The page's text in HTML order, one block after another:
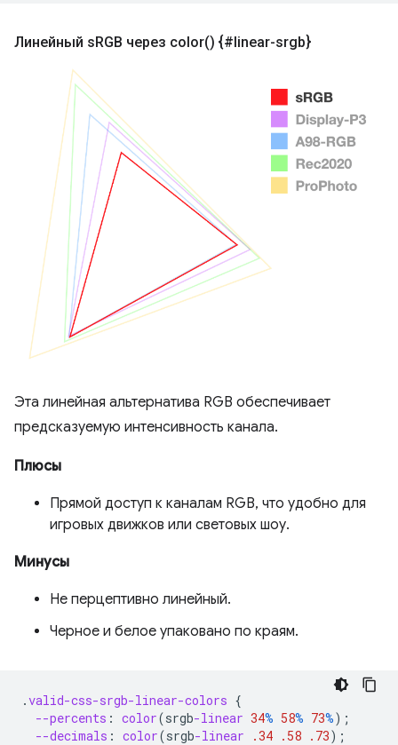
Линейный s RGB через color() {#linear-srgb}
Эта линейная альтернатива RGB обеспечивает
предсказуемую интенсивность канала.
Плюсы
Прямой доступ к каналам RGB, что удобно для
игровых движков или световых шоу.
Минусы
Не перцептивно линейный.
Черное и белое упаковано по краям.
.valid-css-srgb-linear-colors {
--percents : color(srgb-linear 34% 58% 73%);
--decimals : color(srgb-linear .34 .58 .73);